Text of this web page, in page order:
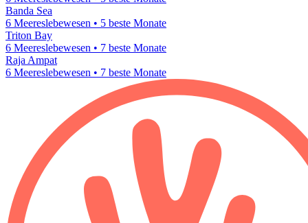
Banda Sea
6 Meereslebewesen • 5 beste Monate
Triton Bay
6 Meereslebewesen • 7 beste Monate
Raja Ampat
6 Meereslebewesen • 7 beste Monate